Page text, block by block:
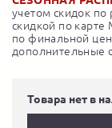
учетом скидок по
скидкой по карте
по финальной
дополнительные
Товара нет в